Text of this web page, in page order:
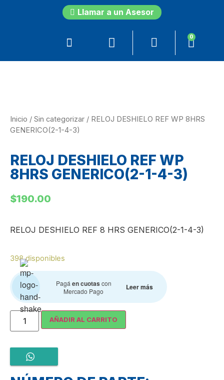
Llamar a un Asesor
0
Inicio / Sin categorizar / RELOJ DESHIELO REF WP 8HRS
GENERICO(2-1-4-3)
RELOJ DESHIELO REF WP
8HRS GENERICO(2-1-4-3)
$190.00
RELOJ DESHIELO REF 8 HRS GENERICO(2-1-4-3)
398 disponibles
Pagáen cuotas con
Mercado Pago
Leer más
AÑADIR AL CARRITO